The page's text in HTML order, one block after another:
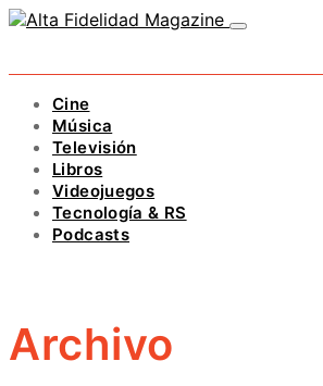
Cine
Música
Televisión
Libros
Videojuegos
Tecnología & RS
Podcasts
Archivo